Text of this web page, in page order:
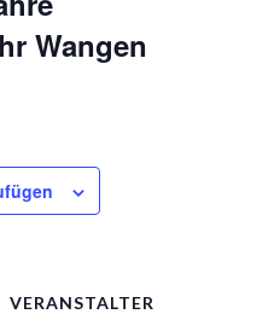
Wangen
VERANSTALTER